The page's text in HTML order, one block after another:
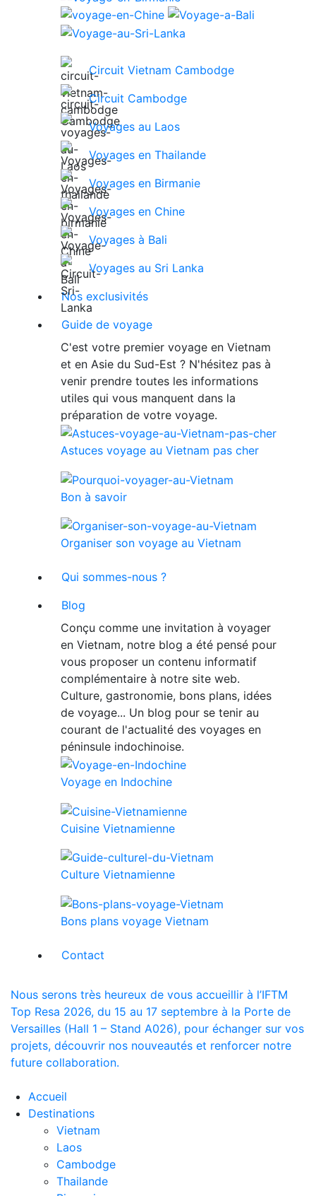
Circuit Vietnam Cambodge
Circuit Cambodge
Voyages au Laos
Voyages en Thailande
Voyages en Birmanie
Voyages en Chine
Voyages à Bali
Voyages au Sri Lanka
Nos exclusivités
Guide de voyage
C'est votre premier voyage en Vietnam
et en Asie du Sud-Est ? N'hésitez pas à
venir prendre toutes les informations
utiles qui vous manquent dans la
préparation de votre voyage.
Astuces voyage au Vietnam pas cher
Bon à savoir
Organiser son voyage au Vietnam
Qui sommes-nous ?
Blog
Conçu comme une invitation à voyager
en Vietnam, notre blog a été pensé pour
vous proposer un contenu informatif
complémentaire à notre site web.
Culture, gastronomie, bons plans, idées
de voyage... Un blog pour se tenir au
courant de l'actualité des voyages en
péninsule indochinoise.
Voyage en Indochine
Cuisine Vietnamienne
Culture Vietnamienne
Bons plans voyage Vietnam
Contact
Nous serons très heureux de vous accueillir à l’IFTM
Top Resa 2026, du 15 au 17 septembre à la Porte de
Versailles (Hall 1 – Stand A026), pour échanger sur vos
projets, découvrir nos nouveautés et renforcer notre
future collaboration.
Accueil
Destinations
Vietnam
Laos
Cambodge
Thailande